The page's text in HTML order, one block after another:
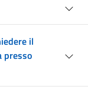
il
presso